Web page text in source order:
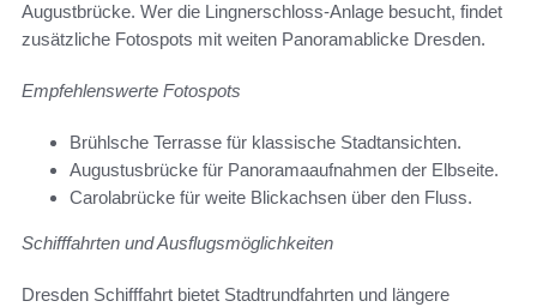
Augustbrücke. Wer die Lingnerschloss-Anlage besucht, findet
zusätzliche Fotospots mit weiten Panoramablicke Dresden.
Empfehlenswerte Fotospots
Brühlsche Terrasse für klassische Stadtansichten.
Augustusbrücke für Panoramaaufnahmen der Elbseite.
Carolabrücke für weite Blickachsen über den Fluss.
Schifffahrten und Ausflugsmöglichkeiten
Dresden Schifffahrt bietet Stadtrundfahrten und längere